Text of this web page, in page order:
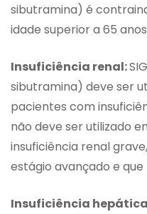
sibutramina) é
idade superior a 65
Insuficiência renal:
sibutramina) deve ser
pacientes com
não deve ser utilizado
insuficiência renal
estágio avançado e que
Insuficiência